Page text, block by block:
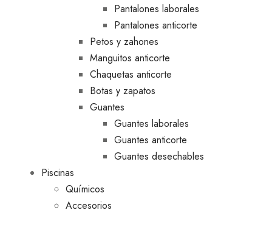
Pantalones laborales
Pantalones anticorte
Petos y zahones
Manguitos anticorte
Chaquetas anticorte
Botas y zapatos
Guantes
Guantes laborales
Guantes anticorte
Guantes desechables
Piscinas
Químicos
Accesorios